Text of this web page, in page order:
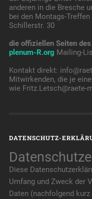
anderen in die Bresche
bei den Montags-
Schillerstr. 30
die offiziellen Seiten
plenum-R.org Mailing-
Kontakt direkt:
Mitwirkenden, die je
wie Fritz.Letsch@raete-
DATENSCHUTZ-
Diese
Umfang und Zweck der
Daten (nachfolgend kurz